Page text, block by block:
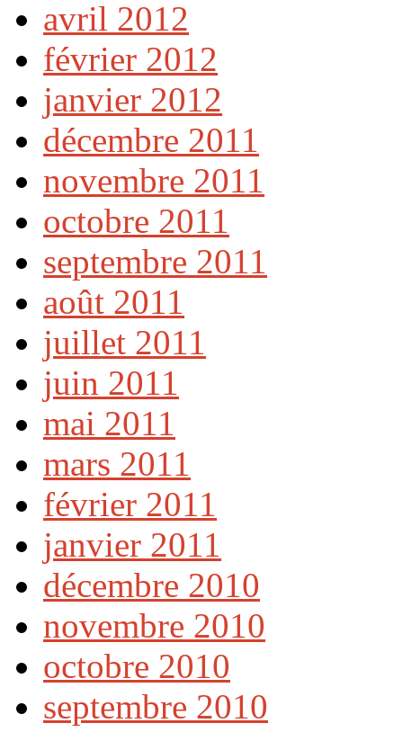
avril 2012
février 2012
janvier 2012
décembre 2011
novembre 2011
octobre 2011
septembre 2011
août 2011
juillet 2011
juin 2011
mai 2011
mars 2011
février 2011
janvier 2011
décembre 2010
novembre 2010
octobre 2010
septembre 2010